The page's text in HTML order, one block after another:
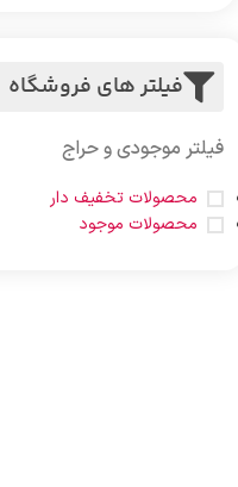
فیلتر های فروشگاه
فیلتر موجودی و حراج
محصولات تخفیف دار
محصولات موجود